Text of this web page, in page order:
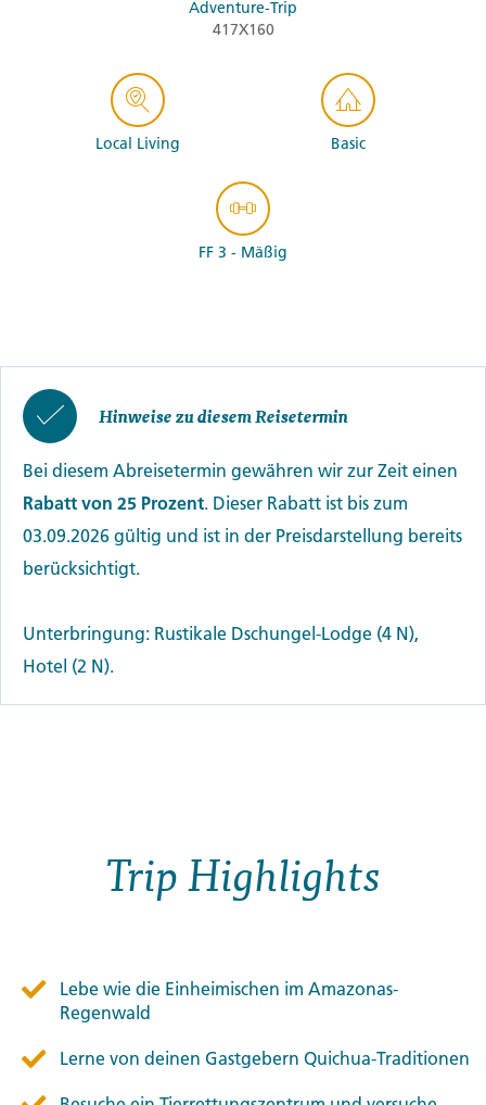
Adventure-Trip
417X160
Local Living Basic
FF 3 - Mäßig
Hinweise zu diesem Reisetermin
Bei diesem Abreisetermin gewähren wir zur Zeit einen
Rabatt von 25 Prozent. Dieser Rabatt ist bis zum
03.09.2026 gültig und ist in der Preisdarstellung bereits
berücksichtigt.
Unterbringung: Rustikale Dschungel-Lodge (4 N),
Hotel (2 N).
Trip Highlights
Lebe wie die Einheimischen im Amazonas-
Regenwald
Lerne von deinen Gastgebern Quichua-Traditionen